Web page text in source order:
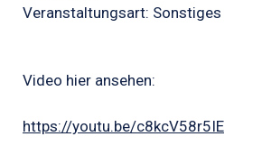
Veranstaltungsart: Sonstiges
Video hier ansehen:
https://youtu.be/c8kcV58r5IE